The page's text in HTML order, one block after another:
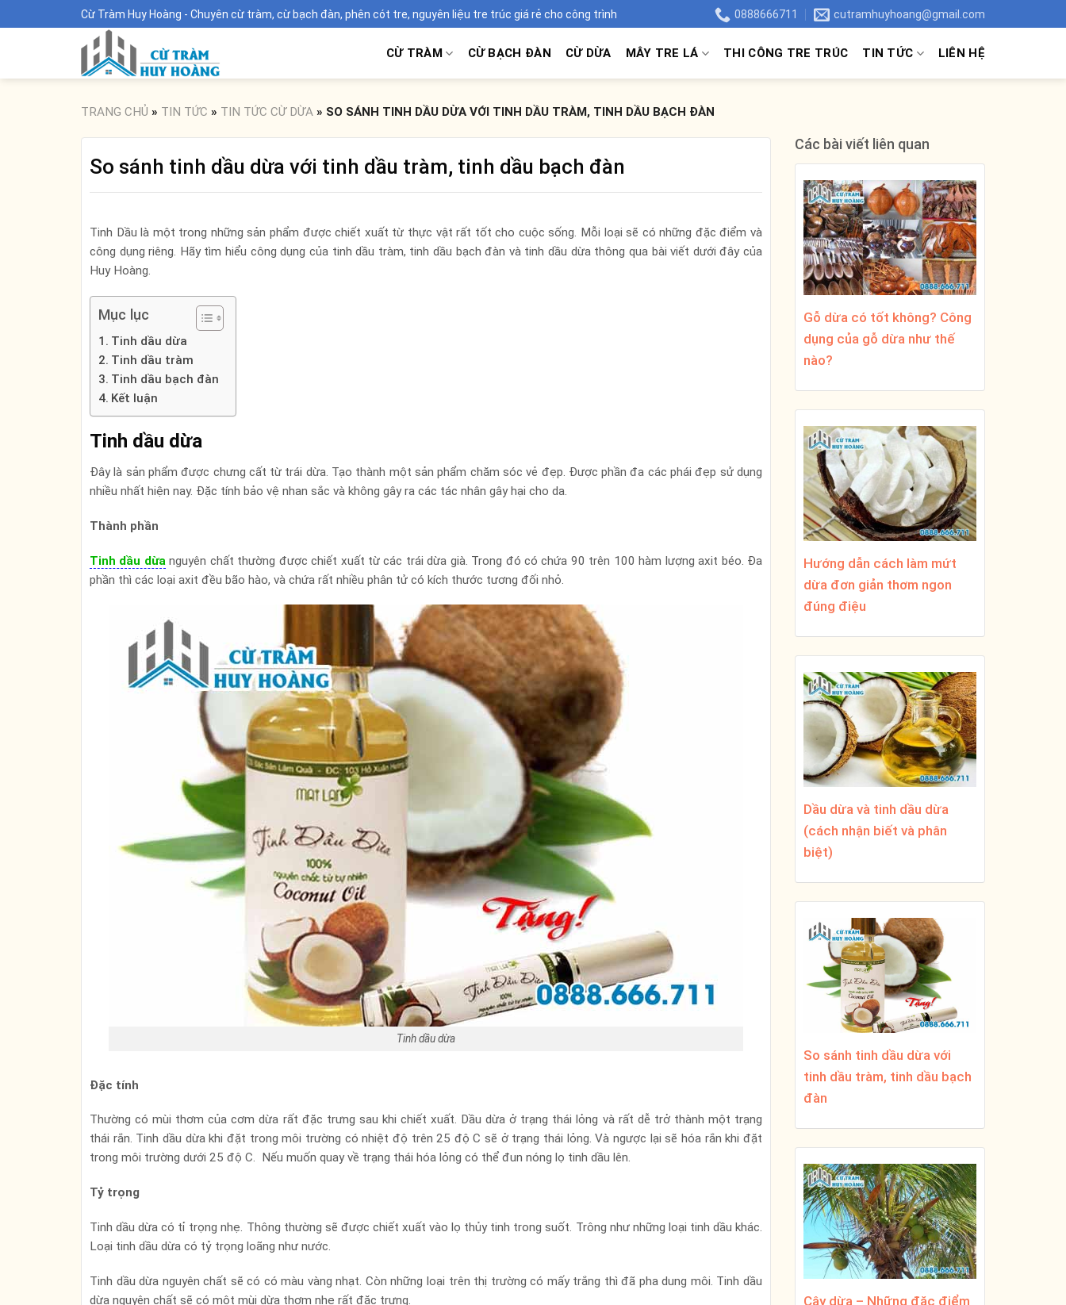
to
Cừ Tràm Huy Hoàng - Chuyên cừ tràm, cừ bạch đàn, phên cót tre, nguyên liệu tre trúc giá rẻ cho công trình 0888666711 cutramhuyhoang@gmail.com
CỪ TRÀM CỪ BẠCH ĐÀN CỪ DỪA MÂY TRE LÁ THI CÔNG TRE TRÚC TIN TỨC LIÊN HỆ
TRANG CHỦ » TIN TỨC » TIN TỨC CỪ DỪA » SO SÁNH TINH DẦU DỪA VỚI TINH DẦU TRÀM, TINH DẦU BẠCH ĐÀN
So sánh tinh dầu dừa với tinh dầu tràm, tinh dầu bạch đàn
Tinh Dầu là một trong những sản phẩm được chiết xuất từ thực vật rất tốt cho cuộc sống. Mỗi loại sẽ có những đặc điểm và
công dụng riêng. Hãy tìm hiểu công dụng của tinh dầu tràm, tinh dầu bạch đàn và tinh dầu dừa thông qua bài viết dưới đây của
Huy Hoàng.
Mục lục
Tinh dầu dừa
Tinh dầu tràm
Tinh dầu bạch đàn
Kết luận
Tinh dầu dừa
Đây là sản phẩm được chưng cất từ trái dừa. Tạo thành một sản phẩm chăm sóc vẻ đẹp. Được phần đa các phái đẹp sử dụng
nhiều nhất hiện nay. Đặc tính bảo vệ nhan sắc và không gây ra các tác nhân gây hại cho da.
Thành phần
Tinh dầu dừa nguyên chất thường được chiết xuất từ các trái dừa già. Trong đó có chứa 90 trên 100 hàm lượng axit béo. Đa
phần thì các loại axit đều bão hào, và chứa rất nhiều phân tử có kích thước tương đối nhỏ.
Tinh dầu dừa
Đặc tính
Thường có mùi thơm của cơm dừa rất đặc trưng sau khi chiết xuất. Dầu dừa ở trạng thái lỏng và rất dễ trở thành một trạng
thái rắn. Tinh dầu dừa khi đặt trong môi trường có nhiệt độ trên 25 độ C sẽ ở trạng thái lỏng. Và ngược lại sẽ hóa rắn khi đặt
trong môi trường dưới 25 độ C. Nếu muốn quay về trạng thái hóa lỏng có thể đun nóng lọ tinh dầu lên.
Tỷ trọng
Tinh dầu dừa có tỉ trọng nhẹ. Thông thường sẽ được chiết xuất vào lọ thủy tinh trong suốt. Trông như những loại tinh dầu khác.
Loại tinh dầu dừa có tỷ trọng loãng như nước.
Tinh dầu dừa nguyên chất sẽ có có màu vàng nhạt. Còn những loại trên thị trường có mấy trắng thì đã pha dung môi. Tinh dầu
dừa nguyên chất sẽ có một mùi dừa thơm nhẹ rất đặc trưng.
Các bài viết liên quan
Gỗ dừa có tốt không? Công
dụng của gỗ dừa như thế
nào?
Hướng dẫn cách làm mứt
dừa đơn giản thơm ngon
đúng điệu
Dầu dừa và tinh dầu dừa
(cách nhận biết và phân
biệt)
So sánh tinh dầu dừa với
tinh dầu tràm, tinh dầu bạch
đàn
Cây dừa – Những đặc điểm